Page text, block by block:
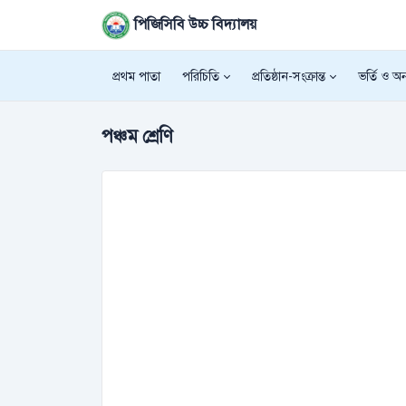
পিজিসিবি উচ্চ বিদ্যালয়
প্রথম পাতা পরিচিতি প্রতিষ্ঠান-সংক্রান্ত ভর্তি ও
পঞ্চম শ্রেণি